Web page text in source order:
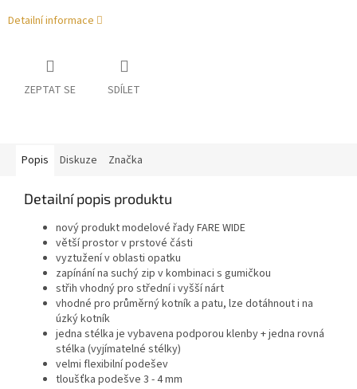
Detailní informace
ZEPTAT SE SDÍLET
Popis Diskuze Značka
Detailní popis produktu
nový produkt modelové řady FARE WIDE
větší prostor v prstové části
vyztužení v oblasti opatku
zapínání na suchý zip v kombinaci s gumičkou
střih vhodný pro střední i vyšší nárt
vhodné pro průměrný kotník a patu, lze dotáhnout i na
úzký kotník
jedna stélka je vybavena podporou klenby + jedna rovná
stélka (vyjímatelné stélky)
velmi flexibilní podešev
tloušťka podešve 3 - 4 mm